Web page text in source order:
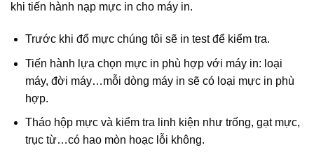
khi tiến hành nạp mực in cho máy in.
Trước khi đổ mực chúng tôi sẽ in test để kiểm tra.
Tiến hành lựa chọn mực in phù hợp với máy in: loại
máy, đời máy…mỗi dòng máy in sẽ có loại mực in phù
hợp.
Tháo hộp mực và kiểm tra linh kiện như trống, gạt mực,
trục từ…có hao mòn hoạc lỗi không.